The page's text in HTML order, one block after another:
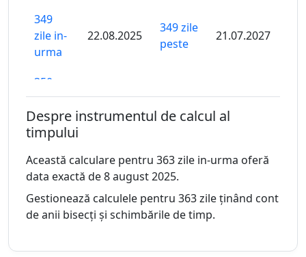
349
zile in-
urma
22.08.2025
349 zile
peste
21.07.2027
350
zile in-
urma
21.08.2025 22.07.2027
351
zile in-
urma
20.08.2025
351 zile
peste
23.07.2027
19.08.2025
352 zile
Despre instrumentul de calcul al
timpului
Această calculare pentru 363 zile in-urma oferă
data exactă de 8 august 2025.
Gestionează calculele pentru 363 zile ținând cont
de anii bisecți și schimbările de timp.